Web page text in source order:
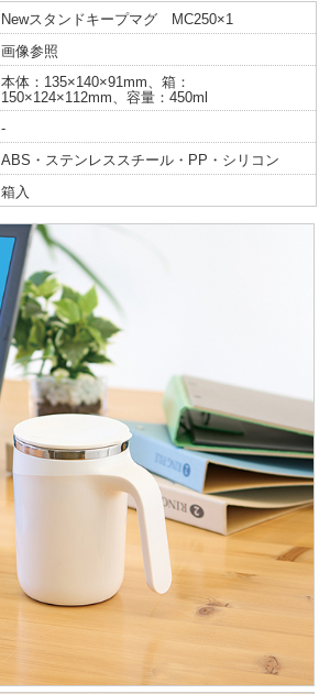
Newスタンドキープマグ MC250×1
画像参照
本体：135×140×91mm、箱：
150×124×112mm、容量：450ml
-
ABS・ステンレススチール・PP・シリコン
箱入